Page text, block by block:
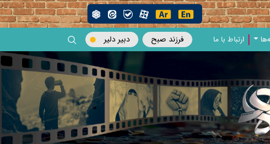
فرزند صبح دبیر دلیر ارتباط با ما